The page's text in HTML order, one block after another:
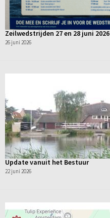
Zeilwedstrijden 27 en 28 juni 2026
26 juni 2026
Update vanuit het Bestuur
22 juni 2026